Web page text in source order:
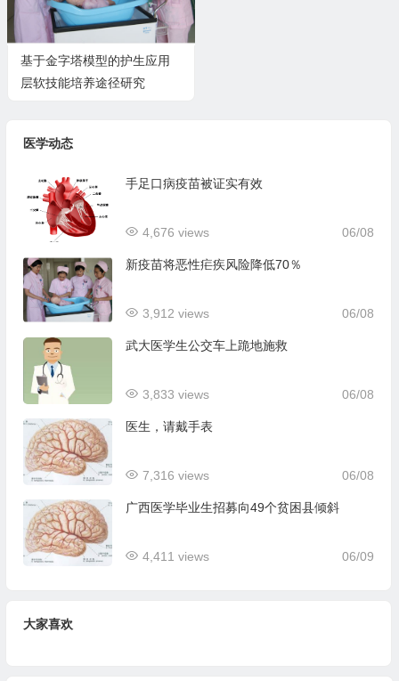
基于金字塔模型的护生应用
层软技能培养途径研究
医学动态
手足口病疫苗被证实有效
06/08
4,676 views
新疫苗将恶性疟疾风险降低70％
06/08
3,912 views
武大医学生公交车上跪地施救
06/08
3,833 views
医生，请戴手表
06/08
7,316 views
广西医学毕业生招募向49个贫困县倾斜
06/09
4,411 views
大家喜欢